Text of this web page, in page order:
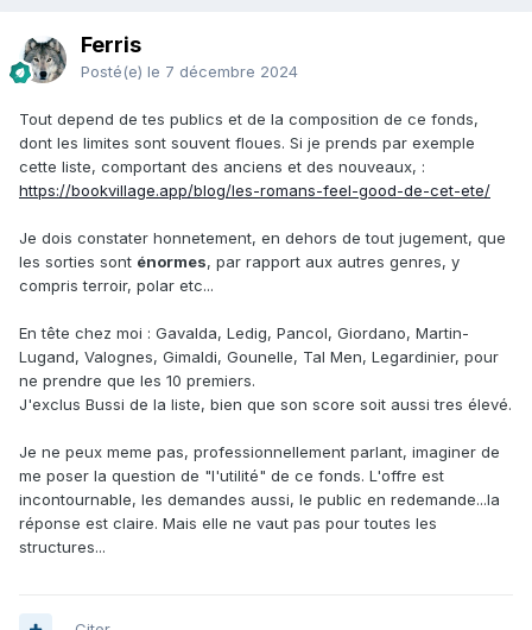
Ferris
Posté(e) le 7 décembre 2024
Tout depend de tes publics et de la composition de ce fonds,
dont les limites sont souvent floues. Si je prends par exemple
cette liste, comportant des anciens et des nouveaux, :
https://bookvillage.app/blog/les-romans-feel-good-de-cet-ete/
Je dois constater honnetement, en dehors de tout jugement, que
les sorties sont énormes, par rapport aux autres genres, y
compris terroir, polar etc...
En tête chez moi : Gavalda, Ledig, Pancol, Giordano, Martin-
Lugand, Valognes, Gimaldi, Gounelle, Tal Men, Legardinier, pour
ne prendre que les 10 premiers.
J'exclus Bussi de la liste, bien que son score soit aussi tres élevé.
Je ne peux meme pas, professionnellement parlant, imaginer de
me poser la question de "l'utilité" de ce fonds. L'offre est
incontournable, les demandes aussi, le public en redemande...la
réponse est claire. Mais elle ne vaut pas pour toutes les
structures...